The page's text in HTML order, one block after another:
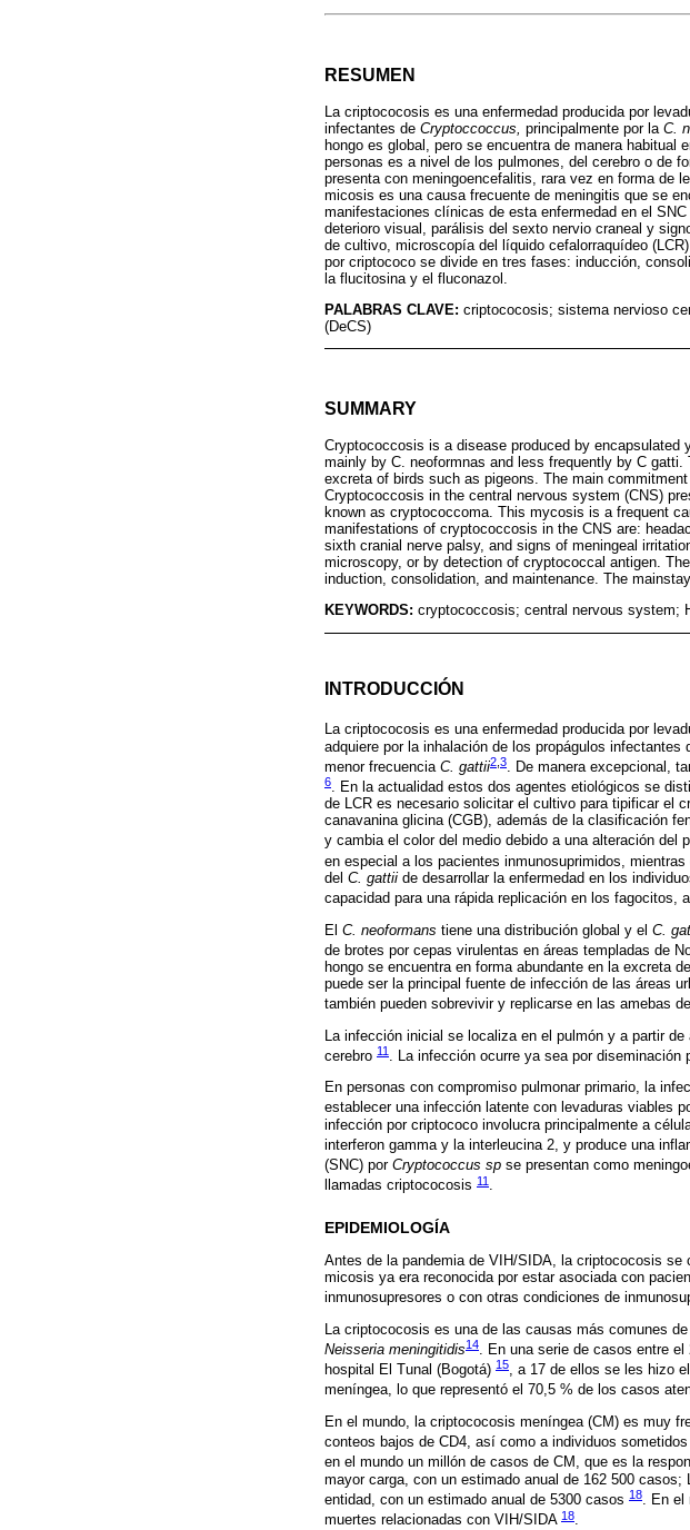
RESUMEN
La criptococosis es una enfermedad producida por
infectantes de Cryptoccoccus, principalmente por la C.
hongo es global, pero se encuentra de manera
personas es a nivel de los pulmones, del cerebro o de
presenta con meningoencefalitis, rara vez en forma de
micosis es una causa frecuente de meningitis que se
manifestaciones clínicas de esta enfermedad en el
deterioro visual, parálisis del sexto nervio craneal y
de cultivo, microscopía del líquido cefalorraquídeo
por criptococo se divide en tres fases: inducción,
la flucitosina y el fluconazol.
PALABRAS CLAVE: criptococosis; sistema nervioso
(DeCS)
SUMMARY
Cryptococcosis is a disease produced by
mainly by C. neoformnas and less frequently by C
excreta of birds such as pigeons. The main
Cryptococcosis in the central nervous system (CNS)
known as cryptococcoma. This mycosis is a frequent
manifestations of cryptococcosis in the CNS are:
sixth cranial nerve palsy, and signs of meningeal
microscopy, or by detection of cryptococcal antigen.
induction, consolidation, and maintenance. The
KEYWORDS: cryptococcosis; central nervous system;
INTRODUCCIÓN
La criptococosis es una enfermedad producida por
adquiere por la inhalación de los propágulos infectantes
menor frecuencia C. gattii2 3 . De manera excepcional,
6. En la actualidad estos dos agentes etiológicos se
de LCR es necesario solicitar el cultivo para tipificar el
canavanina glicina (CGB), además de la clasificación
y cambia el color del medio debido a una alteración del
en especial a los pacientes inmunosuprimidos, mientras
del C. gattii de desarrollar la enfermedad en los
capacidad para una rápida replicación en los fagocitos,
El C. neoformans tiene una distribución global y el C.
de brotes por cepas virulentas en áreas templadas de
hongo se encuentra en forma abundante en la excreta
puede ser la principal fuente de infección de las áreas
también pueden sobrevivir y replicarse en las amebas
La infección inicial se localiza en el pulmón y a partir
cerebro 11 . La infección ocurre ya sea por
En personas con compromiso pulmonar primario, la
establecer una infección latente con levaduras viables
infección por criptococo involucra principalmente a
interferon gamma y la interleucina 2, y produce una
(SNC) por Cryptococcus sp se presentan como
llamadas criptococosis 11 .
EPIDEMIOLOGÍA
Antes de la pandemia de VIH/SIDA, la criptococosis
micosis ya era reconocida por estar asociada con
inmunosupresores o con otras condiciones de
La criptococosis es una de las causas más comunes
Neisseria meningitidis14
. En una serie de casos entre
hospital El Tunal (Bogotá) 15, a 17 de ellos se les hizo
meníngea, lo que representó el 70,5 % de los casos
En el mundo, la criptococosis meníngea (CM) es muy
conteos bajos de CD4, así como a individuos
en el mundo un millón de casos de CM, que es la
mayor carga, con un estimado anual de 162 500
entidad, con un estimado anual de 5300 casos 18. En el
muertes relacionadas con VIH/SIDA 18.